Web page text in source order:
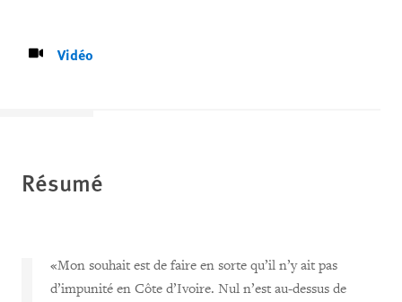
Vidéo
Résumé
«Mon souhait est de faire en sorte qu’il n’y ait pas
d’impunité en Côte d’Ivoire. Nul n’est au-dessus de